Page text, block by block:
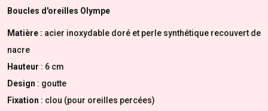
Boucles d'oreilles Olympe
Matière : acier inoxydable doré et perle synthétique recouvert de
nacre
Hauteur : 6 cm
Design : goutte
Fixation : clou (pour oreilles percées)